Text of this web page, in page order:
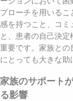
プローチを用いる
感を持つこと、コミ
と、患者の自己決
重要です。家族との
にとっても大きな助
家族のサポート
る影響